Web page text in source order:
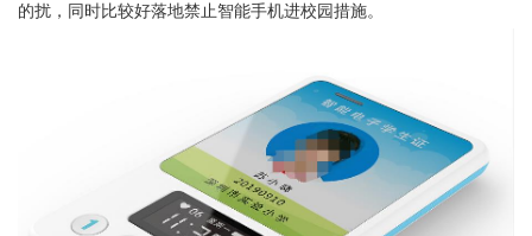
的扰，同时比较好落地禁止智能手机进校园措施。